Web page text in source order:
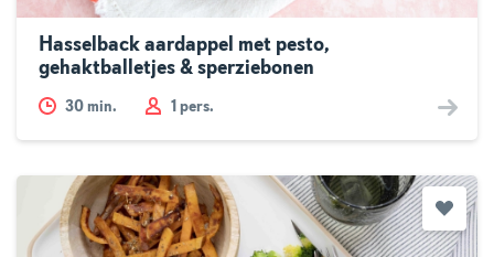
Hasselback aardappel met pesto,
gehaktballetjes & sperziebonen
30 min. 1 pers.